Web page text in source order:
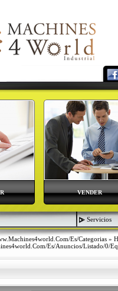
VENDER
Servicios
es/categorias »
es/anuncios/listado/0/